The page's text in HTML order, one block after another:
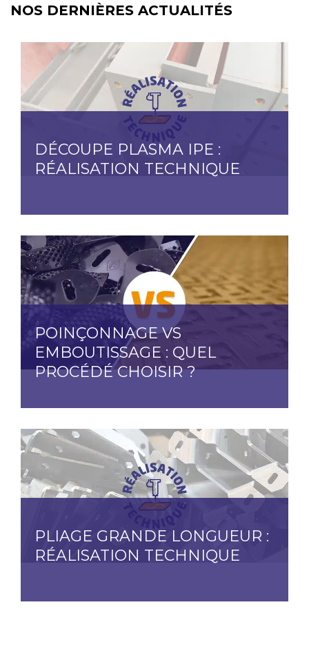
NOS DERNIÈRES ACTUALITÉS
DÉCOUPE PLASMA IPE :
RÉALISATION TECHNIQUE
POINÇONNAGE VS
EMBOUTISSAGE : QUEL
PROCÉDÉ CHOISIR ?
PLIAGE GRANDE LONGUEUR :
RÉALISATION TECHNIQUE